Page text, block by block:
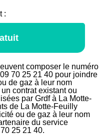
:
composer le numéro
70 25 21 40 pour joindre
de gaz à leur nom
contrat existant ou
par Grdf à La Motte-
de La Motte-Feuilly
ou de gaz à leur nom
du service
25 21 40.